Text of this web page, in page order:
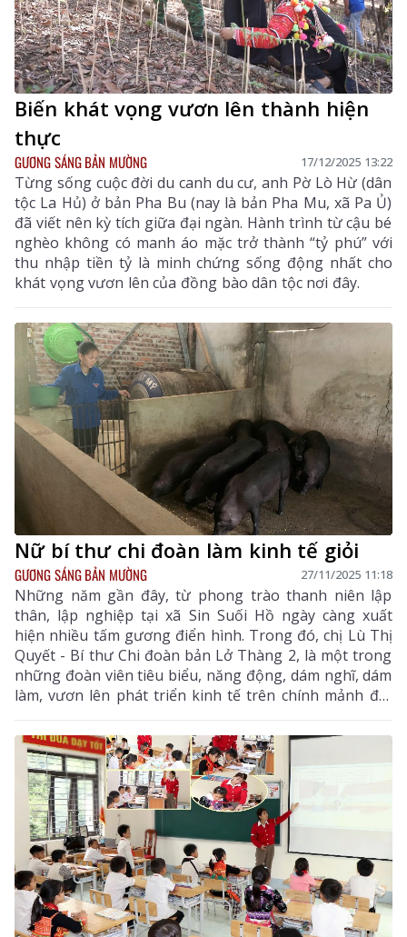
Biến khát vọng vươn lên thành hiện
thực
GƯƠNG SÁNG BẢN MƯỜNG 17/12/2025 13:22
Từng sống cuộc đời du canh du cư, anh Pờ Lò Hừ (dân
tộc La Hủ) ở bản Pha Bu (nay là bản Pha Mu, xã Pa Ủ)
đã viết nên kỳ tích giữa đại ngàn. Hành trình từ cậu bé
nghèo không có manh áo mặc trở thành “tỷ phú” với
thu nhập tiền tỷ là minh chứng sống động nhất cho
khát vọng vươn lên của đồng bào dân tộc nơi đây.
Nữ bí thư chi đoàn làm kinh tế giỏi
GƯƠNG SÁNG BẢN MƯỜNG 27/11/2025 11:18
Những năm gần đây, từ phong trào thanh niên lập
thân, lập nghiệp tại xã Sin Suối Hồ ngày càng xuất
hiện nhiều tấm gương điển hình. Trong đó, chị Lù Thị
Quyết - Bí thư Chi đoàn bản Lở Thàng 2, là một trong
những đoàn viên tiêu biểu, năng động, dám nghĩ, dám
làm, vươn lên phát triển kinh tế trên chính mảnh đất
quê hương.